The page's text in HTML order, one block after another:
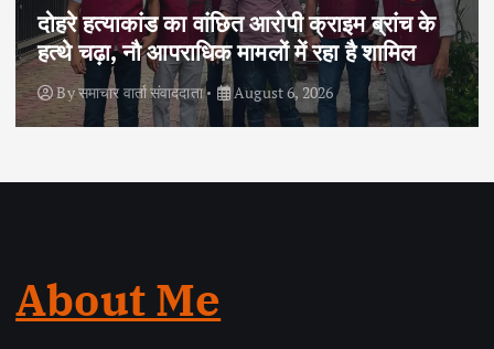
दोहरे हत्याकांड का वांछित आरोपी क्राइम ब्रांच के
हत्थे चढ़ा, नौ आपराधिक मामलों में रहा है शामिल
Byसमाचार वार्ता संवाददाता August 6, 2026
About Me